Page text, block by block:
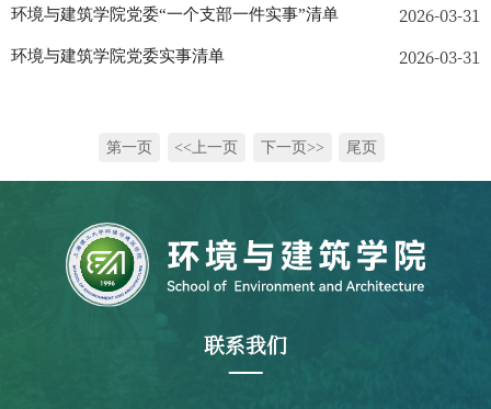
环境与建筑学院党委“一个支部一件实事”清单 2026-03-31
环境与建筑学院党委实事清单 2026-03-31
第一页 <<上一页 下一页>> 尾页
联系我们